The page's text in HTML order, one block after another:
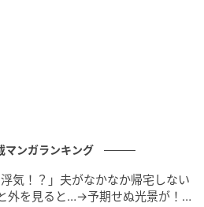
マンガランキング
気！？」夫がなかなか帰宅しない
外を見ると…→予期せぬ光景が！